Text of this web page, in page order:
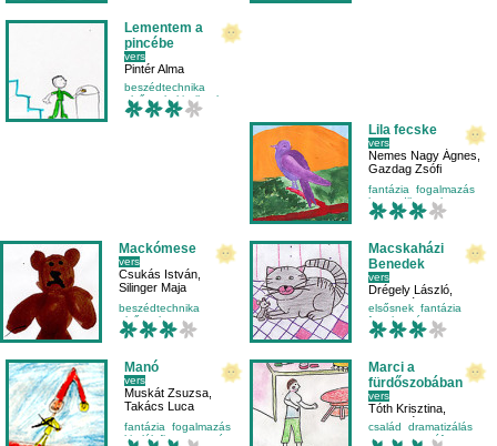
Lementem a
pincébe
vers
Pintér Alma
beszédtechnika
elsősnek kicsiknek
mese-vers
Lila fecske
vers
Nemes Nagy Ágnes
Gazdag Zsófi
fantázia
fogalmazás
harmadikosnak
madarak
Mackómese
vers
Csukás István
Silinger Maja
beszédtechnika
elsősnek mese-vers
mondóka
Macskaházi
Benedek
vers
Drégely László
Halmavánszky Melinda
elsősnek fantázia
fogalmazás
mese-vers
Manó
vers
Muskát Zsuzsa
Takács Luca
fantázia
fogalmazás
kitalált figura
manó
Marci a
fürdőszobában
vers
Tóth Krisztina
Fejes Péter
Fejes Flóra
család
dramatizálás
mese-vers
tréfa